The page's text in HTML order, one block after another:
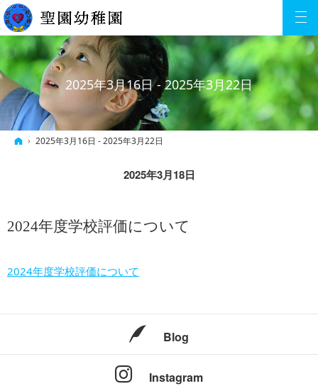
2025年3月16日 - 2025年3月22日
ホーム
2025年3月16日 - 2025年3月22日
2025年3月18日
2024年度学校評価について
2024年度学校評価について
Blog
Instagram